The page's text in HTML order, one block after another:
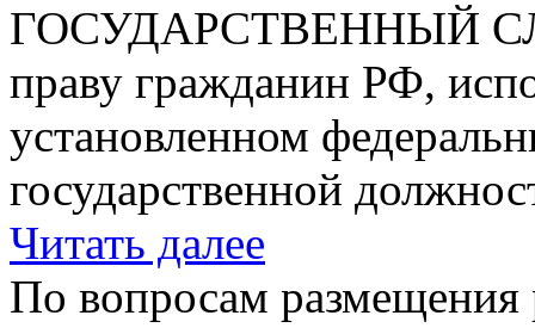
ГОСУДАРСТВЕННЫЙ
праву гражданин РФ,
установленном
государственной
Читать далее
По вопросам размещения